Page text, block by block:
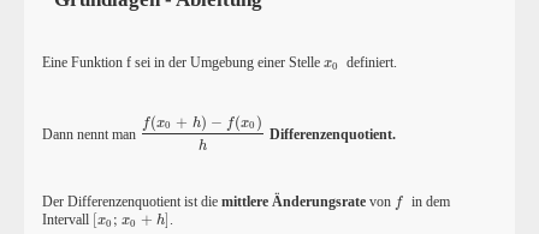
Eine Funktion f sei in der Umgebung einer Stelle x0
x0 definiert.
Dann nennt man
f(x0 + h) − f(x0 )
h
f(x0+h)-f(x0)h Differenzenquotient.
Der Differenzenquotient ist die mittlere Änderungsrate von f
f
in dem
Intervall x0 ; x0 + h
x0 ;x0+ h] .